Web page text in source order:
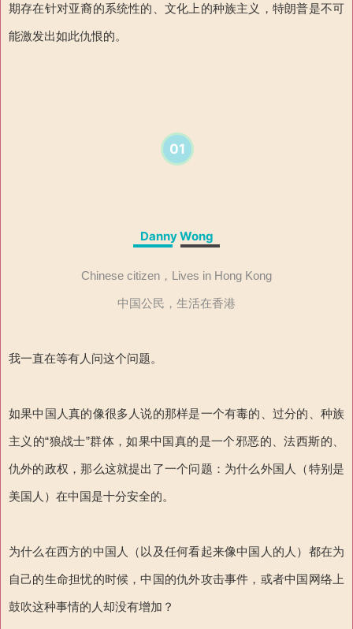
期存在针对亚裔的系统性的、文化上的种族主义，特朗普是不可
能激发出如此仇恨的。
01
Danny Wong
Chinese citizen，Lives in Hong Kong
中国公民，生活在香港
我一直在等有人问这个问题。
如果中国人真的像很多人说的那样是一个有毒的、过分的、种族
主义的“狼战士”群体，如果中国真的是一个邪恶的、法西斯的、
仇外的政权，那么这就提出了一个问题：为什么外国人（特别是
美国人）在中国是十分安全的。
为什么在西方的中国人（以及任何看起来像中国人的人）都在为
自己的生命担忧的时候，中国的仇外攻击事件，或者中国网络上
鼓吹这种事情的人却没有增加？